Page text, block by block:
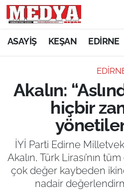
ASAYİŞ KEŞAN EDİRNE
Akalın:
hiçbir
İYİ Parti Edirne
Akalın, Türk Lirası’nın
çok değer kaybeden
nadair
KEŞAN
ASAYİŞ
SİYASET
GÜNDEM
EKONOMİ